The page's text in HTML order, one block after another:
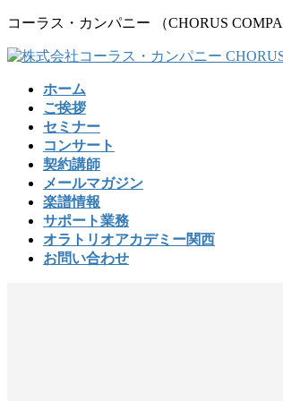
コ
テ
ナ
ゲ
コーラス・カンパニー （CHORUS
ホーム
ご挨拶
セミナー
コンサート
契約講師
メールマガジン
楽譜情報
サポート業務
オラトリオアカデミー関西
お問い合わせ